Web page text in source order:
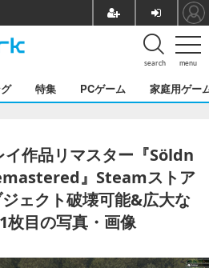
menu
search
特集 PCゲーム 家庭用ゲー
作品リマスター『Söldn
』Steamストア
ェクト破壊可能&広大な
枚目の写真・画像